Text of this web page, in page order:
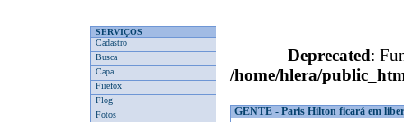
SERVIÇOS
Cadastro
Busca
Capa
Firefox
Flog
Fotos
Deprecated:
/home/hlera/
GENTE - Paris Hilton ficará em